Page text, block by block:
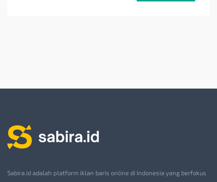
Sabira.id adalah platform iklan baris online di Indonesia yang berfokus